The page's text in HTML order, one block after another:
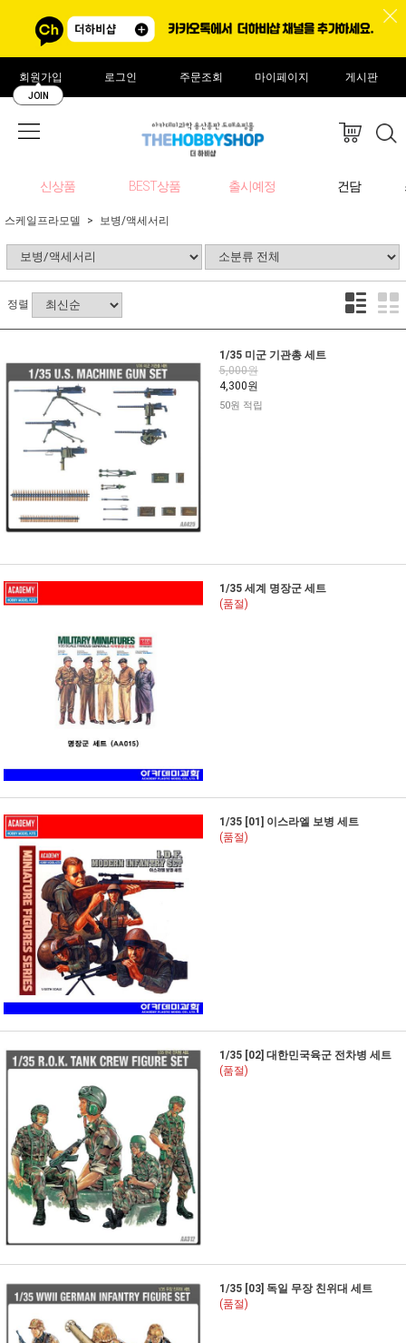
회원가입
JOIN
로그인 주문조회 마이페이지 게시판
신상품 BEST상품 출시예정 건담
스케일프라모델 보병/액세서리
정렬
1/35 미군 기관총 세트
5,000원
4,300원
50원 적립
1/35 세계 명장군 세트
(품절)
1/35 [01] 이스라엘 보병 세트
(품절)
1/35 [02] 대한민국육군 전차병 세트
(품절)
1/35 [03] 독일 무장 친위대 세트
(품절)